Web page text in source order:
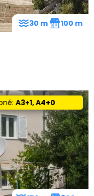
30 m 100 m
A3+1, A4+0